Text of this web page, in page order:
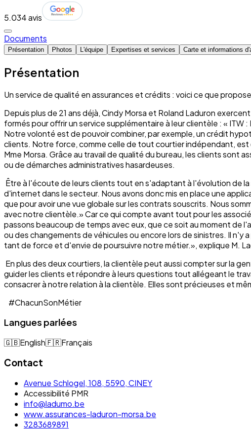
5.034 avis
Documents
Présentation Photos L'équipe Expertises et services Carte et informations
Présentation
Un service de qualité en assurances et crédits : voici ce que
Depuis plus de 21 ans déjà, Cindy Morsa et Roland Laduron
formés pour offrir un service supplémentaire à leur clientèle : «
Notre volonté est de pouvoir combiner, par exemple, un crédit
clients. Notre force, comme celle de tout courtier indépendant,
Mme Morsa. Grâce au travail de qualité du bureau, les clients sont
ou de démarches administratives hasardeuses.
Être à l'écoute de leurs clients tout en s'adaptant à l'évolution de
d'internet dans le secteur. Nous avons donc mis en place une
que pour avoir une vue globale sur les contrats souscrits. Nous
avec notre clientèle.» Car ce qui compte avant tout pour les
passons beaucoup de temps avec eux, que ce soit au moment de
ou des changements de véhicules ou encore lors de sinistres. Il
tant de force et d'envie de poursuivre notre métier.», explique M.
En plus des deux courtiers, la clientèle peut aussi compter sur la
guider les clients et répondre à leurs questions tout allégeant le
consacrer à notre relation à la clientèle. Elles sont précieuses et
#ChacunSonMétier
Langues parlées
🇬🇧English🇫🇷Français
Contact
Avenue Schlogel, 108, 5590, CINEY
Accessibilité PMR
info@ladumo.be
www.assurances-laduron-morsa.be
3283689891